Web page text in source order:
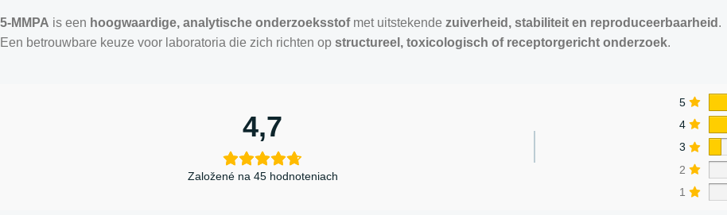
5-MMPA is een hoogwaardige, analytische onderzoeksstofmet uitstekende zuiverheid, stabiliteit en reproduceerbaarheid .
Een betrouwbare keuze voor laboratoria die zich richten op structureel, toxicologisch of receptorgericht onderzoek.
4,7
Založené na 45 hodnoteniach
5
4
3
2
1